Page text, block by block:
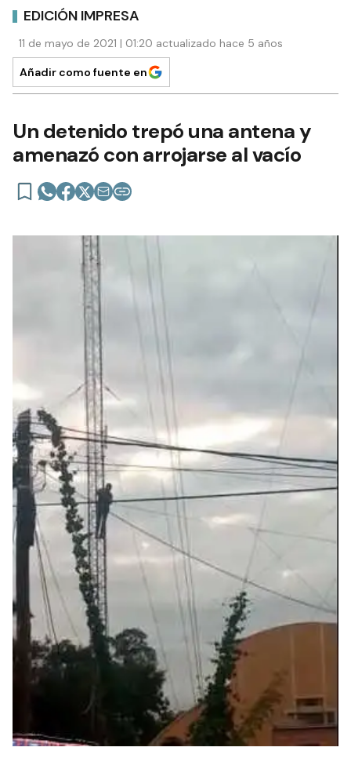
EDICIÓN IMPRESA
11 de mayo de 2021 | 01:20 actualizado hace 5 años
Añadir como fuente en
Un detenido trepó una antena y
amenazó con arrojarse al vacío